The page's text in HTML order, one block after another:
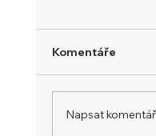
Newsletter
Komentáře
Napsat